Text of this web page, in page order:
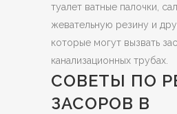
туалет ватные палочки,
жевательную резину и
которые могут вызвать
канализационных трубах.
СОВЕТЫ ПО
ЗАСОРОВ В